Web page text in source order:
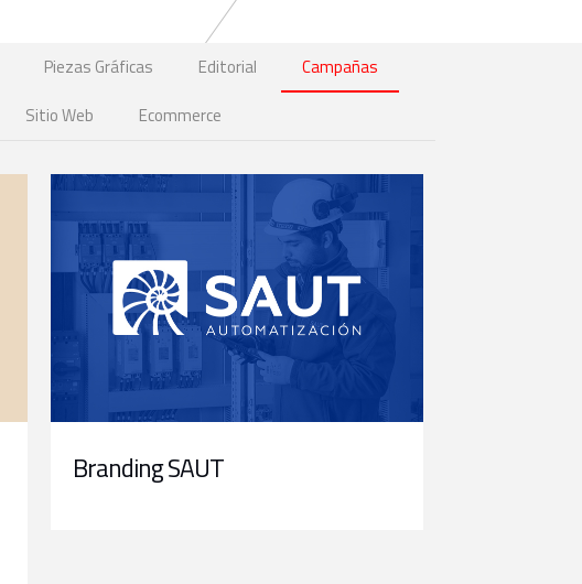
Piezas Gráficas Editorial
Campañas
Sitio Web Ecommerce
Branding SAUT